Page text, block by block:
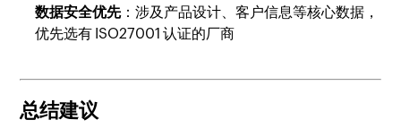
数据安全优先：涉及产品设计、客户信息等核心数据，
优先选有 ISO27001 认证的厂商
总结建议